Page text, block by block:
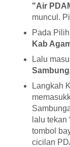
"Air
muncul.
Pada Pilih
Kab
Lalu
Langkah
lalu tekan
tombol
cicilan